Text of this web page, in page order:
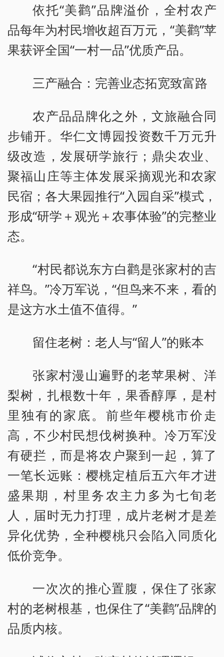
依托“美鹳”品牌溢价，全村农产
品每年为村民增收超百万元，“美鹳”苹
果获评全国“一村一品”优质产品。
三产融合：完善业态拓宽致富路
农产品品牌化之外，文旅融合同
步铺开。华仁文博园投资数千万元升
级改造，发展研学旅行；鼎尖农业、
聚福山庄等主体发展采摘观光和农家
民宿；各大果园推行“入园自采”模式，
形成“研学＋观光＋农事体验”的完整业
态。
“村民都说东方白鹳是张家村的吉
祥鸟。”冷万军说，“但鸟来不来，看的
是这方水土值不值得。”
留住老树：老人与“留人”的账本
张家村漫山遍野的老苹果树、洋
梨树，扎根数十年，果香醇厚，是村
里独有的家底。前些年樱桃市价走
高，不少村民想伐树换种。冷万军没
有硬拦，而是将农户聚到一起，算了
一笔长远账：樱桃定植后五六年才进
盛果期，村里务农主力多为七旬老
人，届时无力打理，成片老树才是差
异化优势，全种樱桃只会陷入同质化
低价竞争。
一次次的推心置腹，保住了张家
村的老树根基，也保住了“美鹳”品牌的
品质内核。